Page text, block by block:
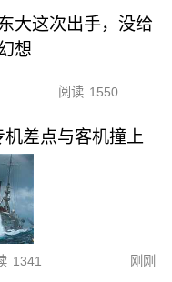
大这次出手，没给
想
阅读 1550
差点与客机撞上
1341 刚刚